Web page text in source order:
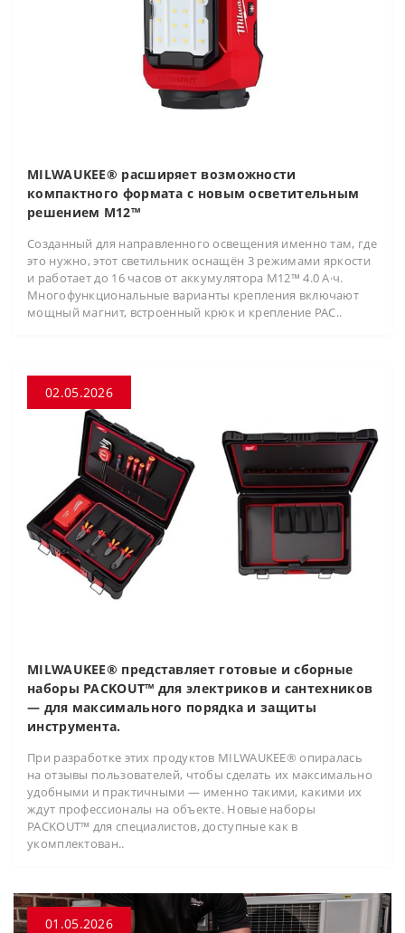
MILWAUKEE® расширяет возможности
компактного формата с новым осветительным
решением M12™
Созданный для направленного освещения именно там, где
это нужно, этот светильник оснащён 3 режимами яркости
и работает до 16 часов от аккумулятора M12™ 4.0 А·ч.
Многофункциональные варианты крепления включают
мощный магнит, встроенный крюк и крепление PAC..
02.05.2026
MILWAUKEE® представляет готовые и сборные
наборы PACKOUT™ для электриков и сантехников
— для максимального порядка и защиты
инструмента.
При разработке этих продуктов MILWAUKEE® опиралась
на отзывы пользователей, чтобы сделать их максимально
удобными и практичными — именно такими, какими их
ждут профессионалы на объекте. Новые наборы
PACKOUT™ для специалистов, доступные как в
укомплектован..
01.05.2026